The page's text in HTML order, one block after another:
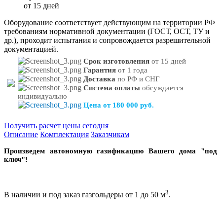
от 15 дней
Оборудование соответствует действующим на территории РФ
требованиям нормативной документации (ГОСТ, ОСТ, ТУ и
др.), проходит испытания и сопровождается разрешительной
документацией.
Срок изготовления от 15 дней
Гарантия от 1 года
Доставка по РФ и СНГ
Система оплаты обсуждается
индивидуально
Цена от 180 000 руб.
Получить расчет цены сегодня
Описание Комплектация Заказчикам
Произведем автономную газификацию Вашего дома "под
ключ"!
В наличии и под заказ газгольдеры от 1 до 50 м3.